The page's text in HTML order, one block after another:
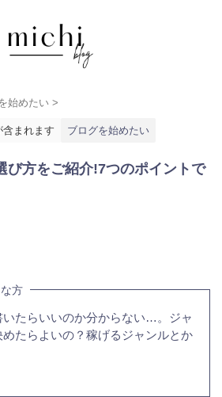
始めたい >
含まれます ブログを始めたい
び方をご紹介!7つのポイントで
方
いたらいいのか分からない…。ジャ
めたらよいの？稼げるジャンルとか